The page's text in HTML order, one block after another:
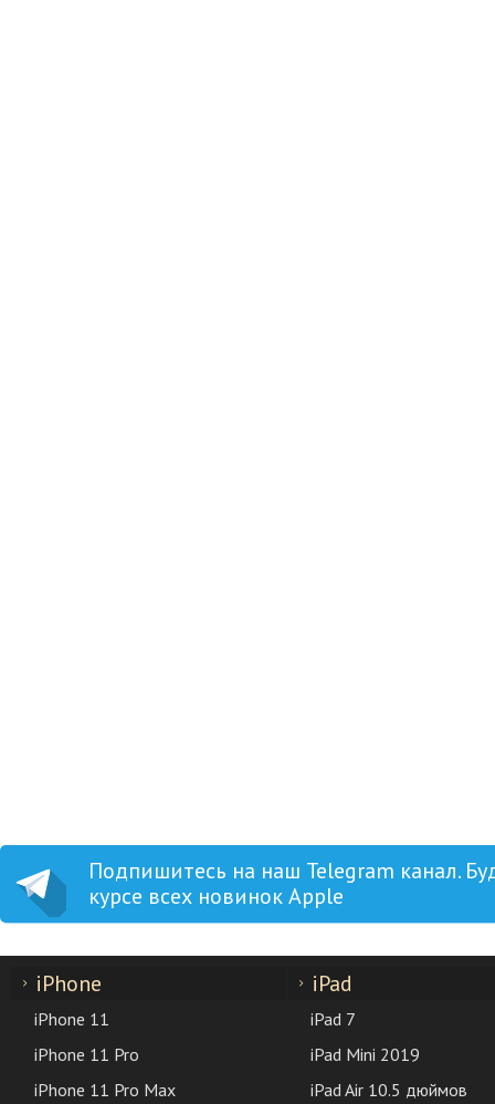
Подпишитесь на наш Telegram канал.
курсе всех новинок Apple
iPhone
iPhone 11
iPhone 11 Pro
iPhone 11 Pro Max
iPad
iPad 7
iPad Mini 2019
iPad Air 10.5 дюймов